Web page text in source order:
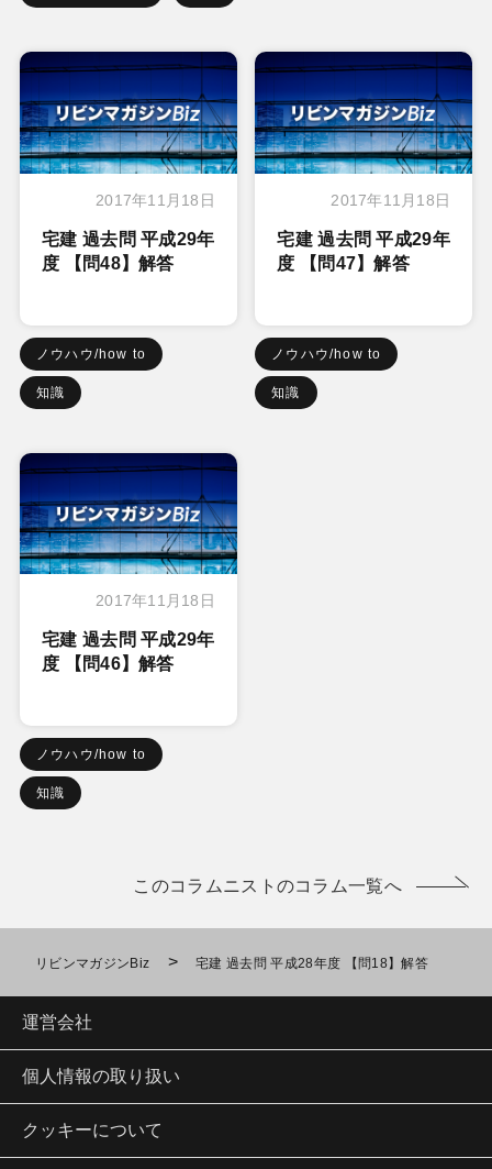
2017年11月18日
宅建 過去問 平成29年
度 【問48】解答
ノウハウ/how to
知識
2017年11月18日
宅建 過去問 平成29年
度 【問47】解答
ノウハウ/how to
知識
2017年11月18日
宅建 過去問 平成29年
度 【問46】解答
ノウハウ/how to
知識
このコラムニストのコラム一覧へ
リビンマガジンBiz > 宅建 過去問 平成28年度 【問18】解答
運営会社
個人情報の取り扱い
クッキーについて